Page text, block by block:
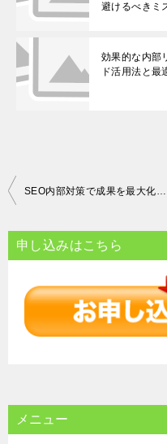
避けるべきミ
効果的な内部
ド活用法と最
投
ナ
SEO内部対策で成果を最大化する方法とその重要性
申し込みはこちら
メニュー